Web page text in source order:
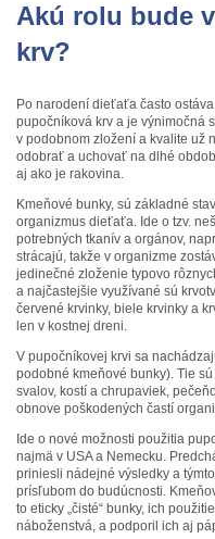
Akú rolu bude
krv?
Po narodení dieťaťa často
pupočníková krv a je výnimočná
v podobnom zložení a kvalite už
odobrať a uchovať na dlhé
aj ako je rakovina.
Kmeňové bunky, sú základné
organizmus dieťaťa. Ide o tzv.
potrebných tkanív a orgánov,
strácajú, takže v organizme
jedinečné zloženie typovo
a najčastejšie využívané sú
červené krvinky, biele krvinky a
len v kostnej dreni.
V pupočníkovej krvi sa
podobné kmeňové bunky). Tie
svalov, kostí a chrupaviek,
obnove poškodených častí
Ide o nové možnosti použitia
najmä v USA a Nemecku.
priniesli nádejné výsledky a
prísľubom do budúcnosti.
to eticky „čisté“ bunky, ich
náboženstvá, a podporil ich aj